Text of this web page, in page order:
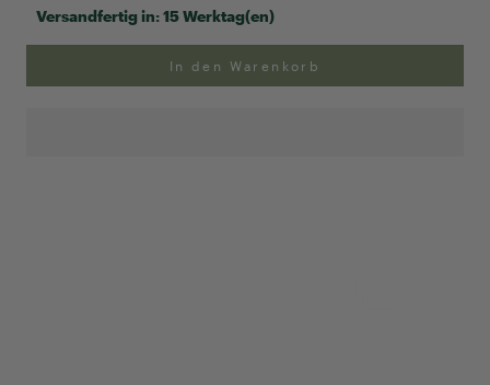
Versandfertig in:15 Werktag(en)
In den Warenkorb